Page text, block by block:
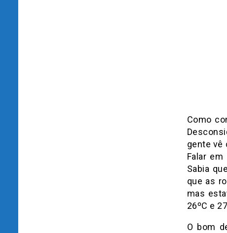
Como
gente vê
Falar
Sabia
que as
mas
26ºC e
O bom